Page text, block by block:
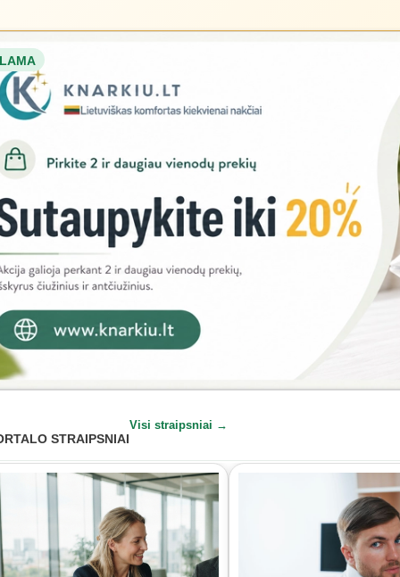
STRAIPSNIAI
Visi straipsniai →